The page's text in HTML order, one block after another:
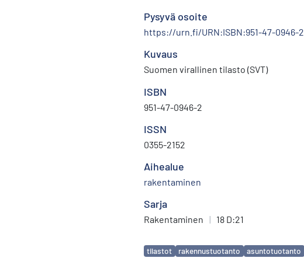
Pysyvä osoite
https://urn.fi/URN:ISBN:951-47-0946-2
Kuvaus
Suomen virallinen tilasto (SVT)
ISBN
951-47-0946-2
ISSN
0355-2152
Aihealue
rakentaminen
Sarja
Rakentaminen | 18 D:21
Avainsanat
tilastot rakennustuotanto asuntotuotanto